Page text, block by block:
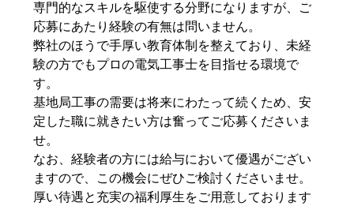
専門的なスキルを駆使する分野になりますが、ご
応募にあたり経験の有無は問いません。
弊社のほうで手厚い教育体制を整えており、未経
験の方でもプロの電気工事士を目指せる環境で
す。
基地局工事の需要は将来にわたって続くため、安
定した職に就きたい方は奮ってご応募くださいま
せ。
なお、経験者の方には給与において優遇がござい
ますので、この機会にぜひご検討くださいませ。
厚い待遇と充実の福利厚生をご用意しております